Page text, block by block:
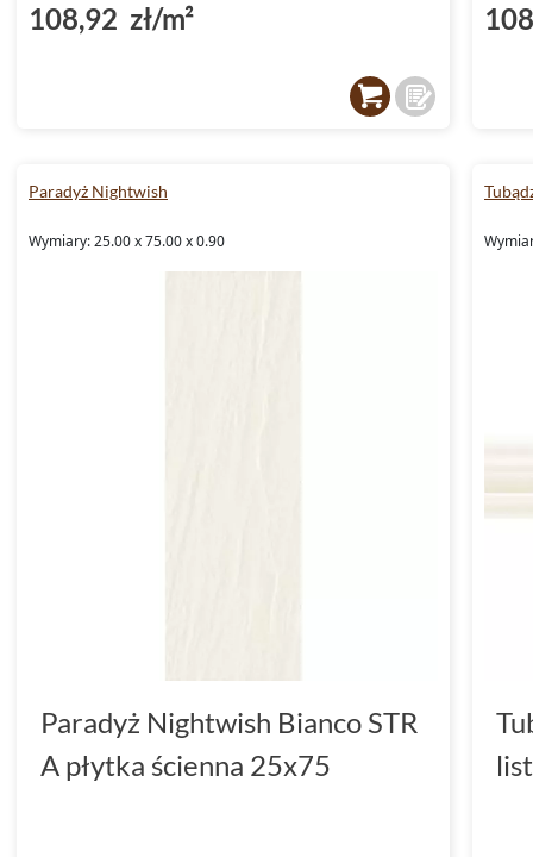
108,92 zł/m²
Paradyż Nightwish
Wymiary: 25.00 x 75.00 x 0.90
Paradyż Nightwish Bianco STR
A płytka ścienna 25x75